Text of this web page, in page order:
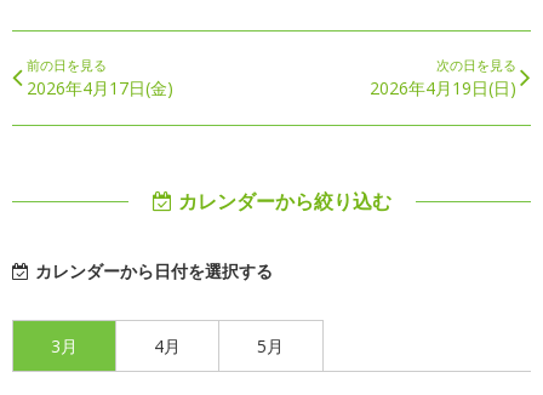
前の日を見る
2026年4月17日(金)
次の日を見る
2026年4月19日(日)
カレンダーから絞り込む
カレンダーから日付を選択する
3月 4月 5月